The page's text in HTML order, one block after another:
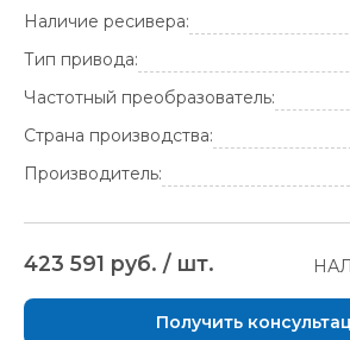
Наличие ресивера:
Тип привода:
Частотный преобразователь:
Страна производства:
Производитель:
423 591 руб. / шт.
Получить